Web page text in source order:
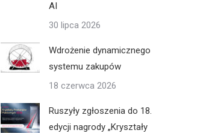
AI
30 lipca 2026
Wdrożenie dynamicznego
systemu zakupów
18 czerwca 2026
Ruszyły zgłoszenia do 18.
edycji nagrody „Kryształy